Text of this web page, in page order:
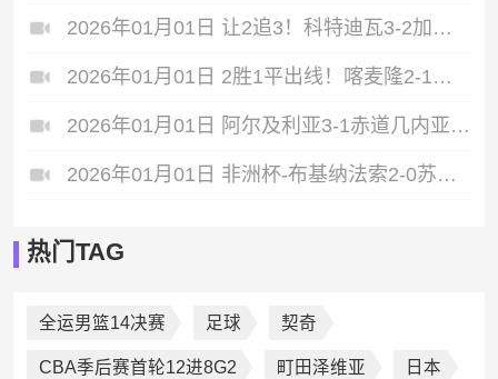
2026年01月01日 让2追3！科特迪瓦3-2加蓬小组第一将战布基纳法索 B·图雷绝杀
2026年01月01日 2胜1平出线！喀麦隆2-1逆转莫桑比克 科法内远射制胜内内乌龙
2026年01月01日 阿尔及利亚3-1赤道几内亚3连胜头名出线 淘汰赛将战民主刚果
2026年01月01日 非洲杯-布基纳法索2-0苏丹小组第二出线 特劳雷&夸西破门努奥失点
热门TAG
全运男篮14决赛 足球 契奇
CBA季后赛首轮12进8G2 町田泽维亚 日本